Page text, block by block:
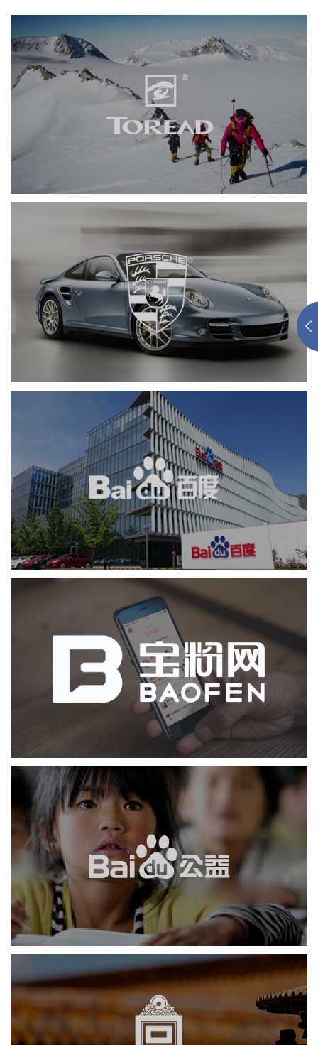
探路者
品牌官网 服装纺织 手机端网站
保时捷
品牌官网 APP 汽车行业 定制开发
百度回收站
APP 业务系统 系统开发
软件科技
IT平台整体解决方案
天弘基金(余额宝)
社区网站 业务系统 互动营销
移动端网站
金融保险
基金
百度
APP 互动营销
IT平台整体解决方案
故宫博物院